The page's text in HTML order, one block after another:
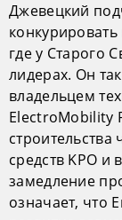
Джевецкий
где у Старого
лидерах. Он
владельцем
ElectroMobility
строительства
средств KPO
замедление
означает, что